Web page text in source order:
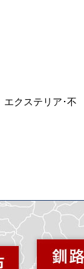
エクステリア･不